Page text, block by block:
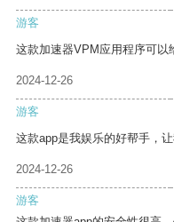
游客
这款加速器VPM应用程序可以
2024-12-26
游客
这款app是我娱乐的好帮手，
2024-12-26
游客